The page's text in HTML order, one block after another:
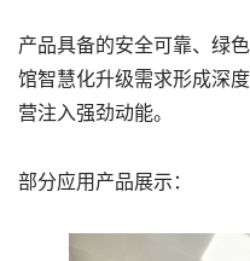
产品具备的安全可靠、绿
馆智慧化升级需求形成深
营注入强劲动能。
部分应用产品展示：